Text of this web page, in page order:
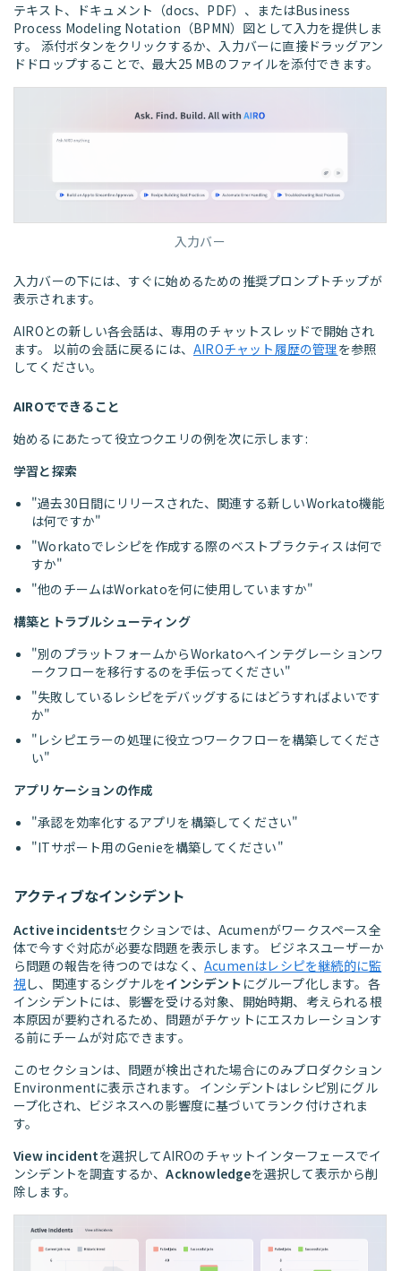
テキスト、ドキュメント（docs、PDF）、またはBusiness
Process Modeling Notation（BPMN）図として入力を提供しま
す。 添付ボタンをクリックするか、入力バーに直接ドラッグアン
ドドロップすることで、最大25 MBのファイルを添付できます。
入力バー
入力バーの下には、すぐに始めるための推奨プロンプトチップが
表示されます。
AIROとの新しい各会話は、専用のチャットスレッドで開始され
ます。 以前の会話に戻るには、 AIROチャット履歴の管理を参照
してください。
AIROでできること
始めるにあたって役立つクエリの例を次に示します:
学習と探索
"過去30日間にリリースされた、関連する新しいWorkato機能
は何ですか"
"Workatoでレシピを作成する際のベストプラクティスは何で
すか"
"他のチームはWorkatoを何に使用していますか"
構築とトラブルシューティング
"別のプラットフォームからWorkatoへインテグレーションワ
ークフローを移行するのを手伝ってください"
"失敗しているレシピをデバッグするにはどうすればよいです
か"
"レシピエラーの処理に役立つワークフローを構築してくださ
い"
アプリケーションの作成
"承認を効率化するアプリを構築してください"
"ITサポート用のGenieを構築してください"
アクティブなインシデント
Active incidentsセクションでは、Acumenがワークスペース全
体で今すぐ対応が必要な問題を表示します。 ビジネスユーザーか
ら問題の報告を待つのではなく、 Acumenはレシピを継続的に監
視し、関連するシグナルをインシデント にグループ化します。各
インシデントには、影響を受ける対象、開始時期、考えられる根
本原因が要約されるため、問題がチケットにエスカレーションす
る前にチームが対応できます。
このセクションは、問題が検出された場合にのみプロダクション
Environmentに表示されます。 インシデントはレシピ別にグル
ープ化され、ビジネスへの影響度に基づいてランク付けされま
す。
View incidentを選択してAIROのチャットインターフェースでイ
ンシデントを調査するか、Acknowledgeを選択して表示から削
除します。